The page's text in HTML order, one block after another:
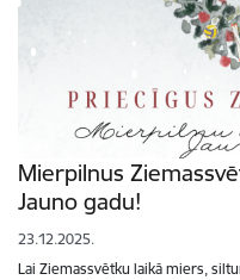
Mierpilnus
Jauno gadu!
23.12.2025.
Lai Ziemassvētku laikā miers,